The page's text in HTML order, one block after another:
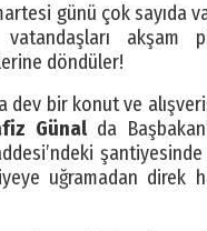
günü çok sayıda
akşam
döndüler!
dev bir konut ve
Günal da
uğramadan direk